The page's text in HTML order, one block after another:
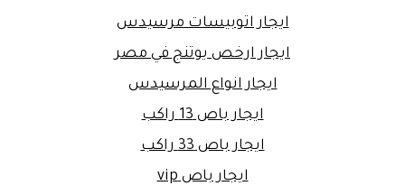
ايجار اتوبيسات مرسيدس
ايجار ارخص يوتنج في مصر
ايجار انواع المرسيدس
ايجار باص 13 راكب
ايجار باص 33 راكب
ايجار باص vip